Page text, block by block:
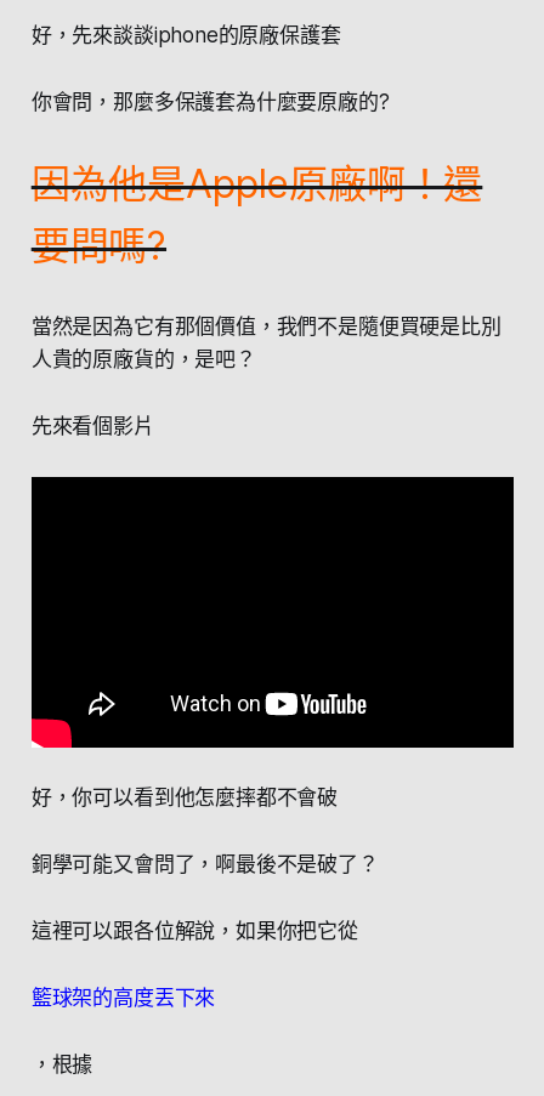
好，先來談談iphone的原廠保護套
你會問，那麼多保護套為什麼要原廠的?
因為他是Apple原廠啊！還
要問嗎?
當然是因為它有那個價值，我們不是隨便買硬是比別
人貴的原廠貨的，是吧？
先來看個影片
好，你可以看到他怎麼摔都不會破
銅學可能又會問了，啊最後不是破了？
這裡可以跟各位解說，如果你把它從
籃球架的高度丟下來
，根據